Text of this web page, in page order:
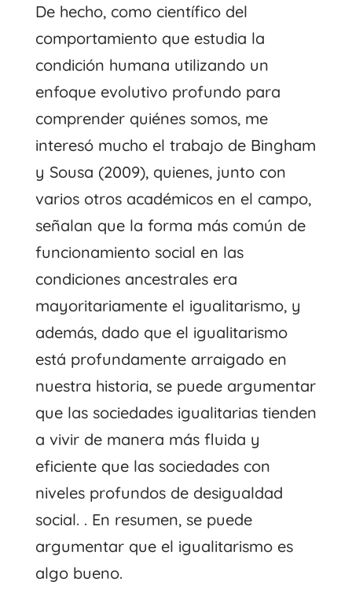
De hecho, como científico del
comportamiento que estudia la
condición humana utilizando un
enfoque evolutivo profundo para
comprender quiénes somos, me
interesó mucho el trabajo de Bingham
y Sousa (2009), quienes, junto con
varios otros académicos en el campo,
señalan que la forma más común de
funcionamiento social en las
condiciones ancestrales era
mayoritariamente el igualitarismo, y
además, dado que el igualitarismo
está profundamente arraigado en
nuestra historia, se puede argumentar
que las sociedades igualitarias tienden
a vivir de manera más fluida y
eficiente que las sociedades con
niveles profundos de desigualdad
social. . En resumen, se puede
argumentar que el igualitarismo es
algo bueno.